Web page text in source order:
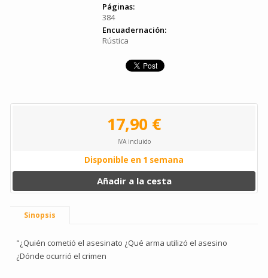
Páginas:
384
Encuadernación:
Rústica
17,90 €
IVA incluido
Disponible en 1 semana
Añadir a la cesta
Sinopsis
"¿Quién cometió el asesinato ¿Qué arma utilizó el asesino
¿Dónde ocurrió el crimen